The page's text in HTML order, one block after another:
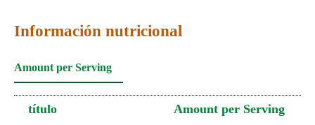
Información nutricional
Amount per Serving
título Amount per Serving